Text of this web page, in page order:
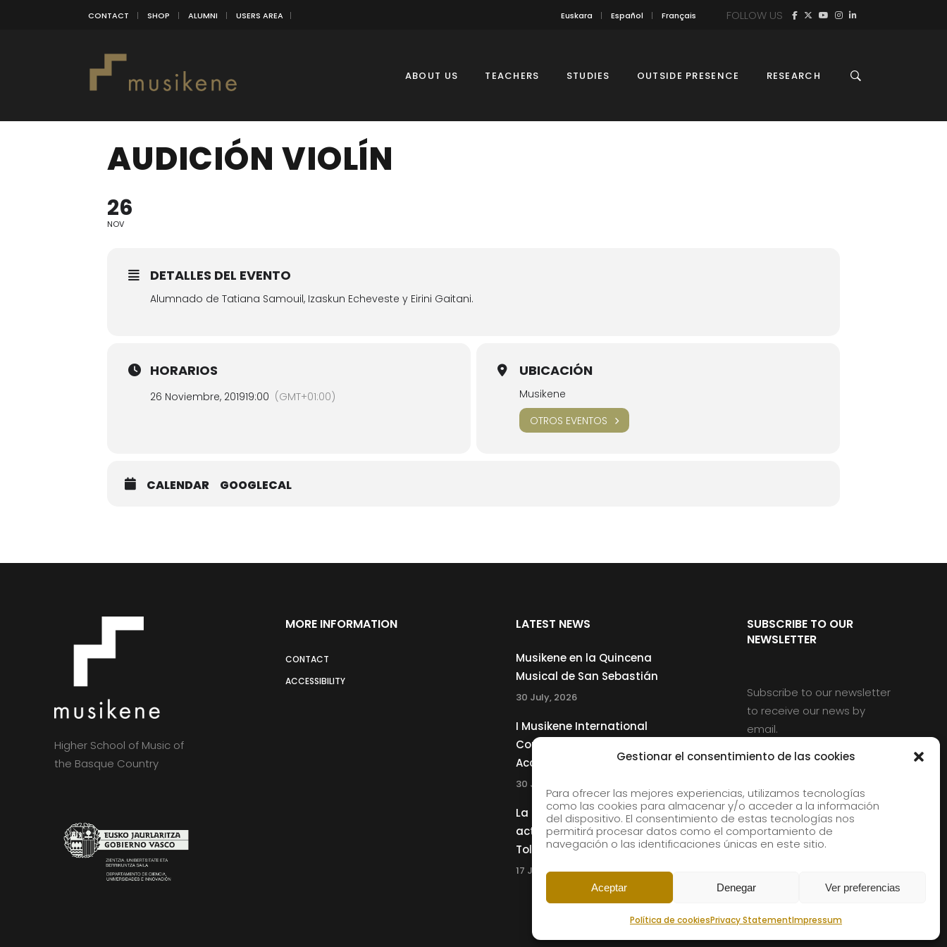
Gestionar el consentimiento de las cookies
Para ofrecer las mejores experiencias, utilizamos tecnologías
como las cookies para almacenar y/o acceder a la información
del dispositivo. El consentimiento de estas tecnologías nos
permitirá procesar datos como el comportamiento de
navegación o las identificaciones únicas en este sitio.
Aceptar Denegar Ver preferencias
Política de cookiesPrivacy StatementImpressum
CONTACT SHOP ALUMNI USERS AREA Euskara Español Français FOLLOW US
ABOUT US TEACHERS STUDIES OUTSIDE PRESENCE RESEARCH
AUDICIÓN VIOLÍN
26
NOV
DETALLES DEL EVENTO
Alumnado de Tatiana Samouil, Izaskun Echeveste y Eirini Gaitani.
HORARIOS
26 Noviembre, 201919:00 (GMT+01:00)
UBICACIÓN
Musikene
OTROS EVENTOS
CALENDAR GOOGLECAL
Higher School of Music of
the Basque Country
MORE INFORMATION
CONTACT
ACCESSIBILITY
LATEST NEWS
Musikene en la Quincena
Musical de San Sebastián
30 July, 2026
I Musikene International
Competition for Young
Accordionists
30 July, 2026
La Musikene Big Band
actuará junto a Charles
Tolliver en el 61 Jazzaldia
17 July, 2026
SUBSCRIBE TO OUR
NEWSLETTER
Subscribe to our newsletter
to receive our news by
email.